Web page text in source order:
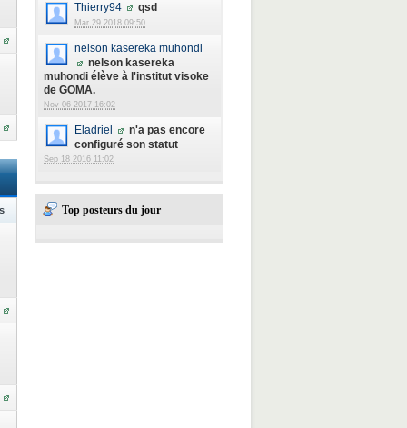
Thierry94 qsd
Mar 29 2018 09:50
nelson kasereka muhondi
nelson kasereka
muhondi élève à l'institut visoke
de GOMA.
Nov 06 2017 16:02
Eladriel
n'a pas encore
configuré son statut
Sep 18 2016 11:02
Top posteurs du jour